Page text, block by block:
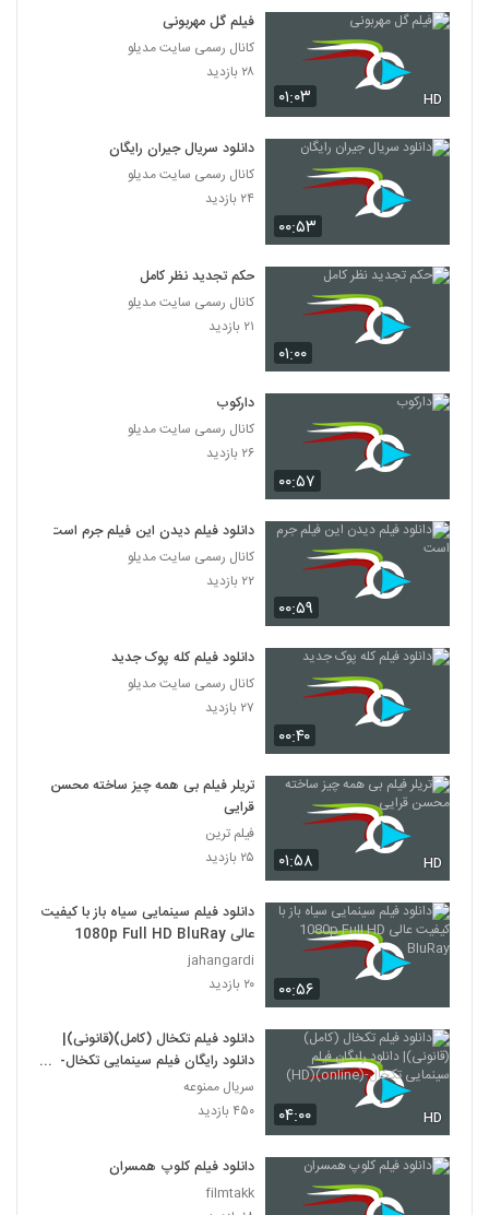
10
دانلود فیلم بیتابی بیتا
۵,۸۵۷ بازدید
دانلود فیلم سیانور با لینک مستقیم و کیفیت
13
دانلود فیلم پله آخر
۱,۸۲۲ بازدید
دانلود فیلم امروز با کیفیت عالی
۱,۳۲۵ بازدید
دانلود فیلم سینمایی مجردها
16
دانلود فیلم ایرانی لاک قرمز
۳,۳۵۸ بازدید
دانلود فیلم سینمایی در کمال خونسردی
۱,۱۷۱ بازدید
دانلود فیلم ناردون
19 کیفیت عالی
20
فیلم ایرانی من کارگرم
۲,۱۲۳ بازدید
دانلود فیلم سینمایی بیتابی بیتا
22
دانلود فیلم اطراف آرامش با کیفیت عالی
دانلود فیلم بغض با کیفیت عالی
۱,۵۰۱ بازدید
دانلود فیلم قصه پریا به کارگردانی فریدون
۰۱:۰۳ HD
فیلم گل مهربونی
کانال رسمی سایت مدیلو
۲۸ بازدید
۰۰:۵۳
دانلود سریال جیران رایگان
کانال رسمی سایت مدیلو
۲۴ بازدید
۰۱:۰۰
حکم تجدید نظر کامل
کانال رسمی سایت مدیلو
۲۱ بازدید
۰۰:۵۷
دارکوب
کانال رسمی سایت مدیلو
۲۶ بازدید
۰۰:۵۹
دانلود فیلم دیدن این فیلم جرم است
کانال رسمی سایت مدیلو
۲۲ بازدید
۰۰:۴۰
دانلود فیلم کله پوک جدید
کانال رسمی سایت مدیلو
۲۷ بازدید
۰۱:۵۸ HD
تریلر فیلم بی همه چیز ساخته محسن
قرایی
فیلم ترین
۲۵ بازدید
۰۰:۵۶
دانلود فیلم سینمایی سیاه باز با کیفیت
عالی 1080p Full HD BluRay
jahangardi
۲۰ بازدید
۰۴:۰۰ HD
دانلود فیلم تکخال (کامل)(قانونی)|
دانلود رایگان فیلم سینمایی تکخال-
(online)(HD)
سریال ممنوعه
۴۵۰ بازدید
دانلود فیلم کلوپ همسران
filmtakk